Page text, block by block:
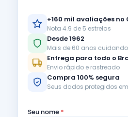
+160 mil avaliações no
Nota 4.9 de 5 estrelas
Desde 1962
Mais de 60 anos
Entrega para todo o
Envio rápido e rastreado
Compra 100% segura
Seus dados protegidos
Seu nome *